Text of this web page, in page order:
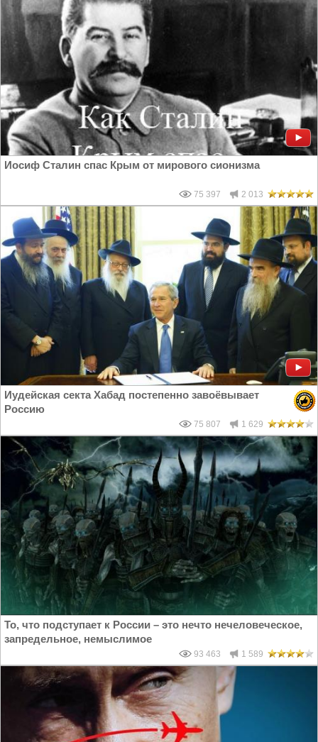
Иосиф Сталин спас Крым от мирового сионизма
75 397 2 013
Иудейская секта Хабад постепенно завоёвывает
Россию
75 807 1 629
То, что подступает к России – это нечто нечеловеческое,
запредельное, немыслимое
93 463 1 589